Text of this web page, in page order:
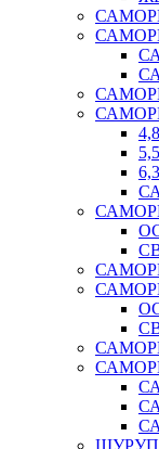
4,8
5,5
6,3
ШУРУП